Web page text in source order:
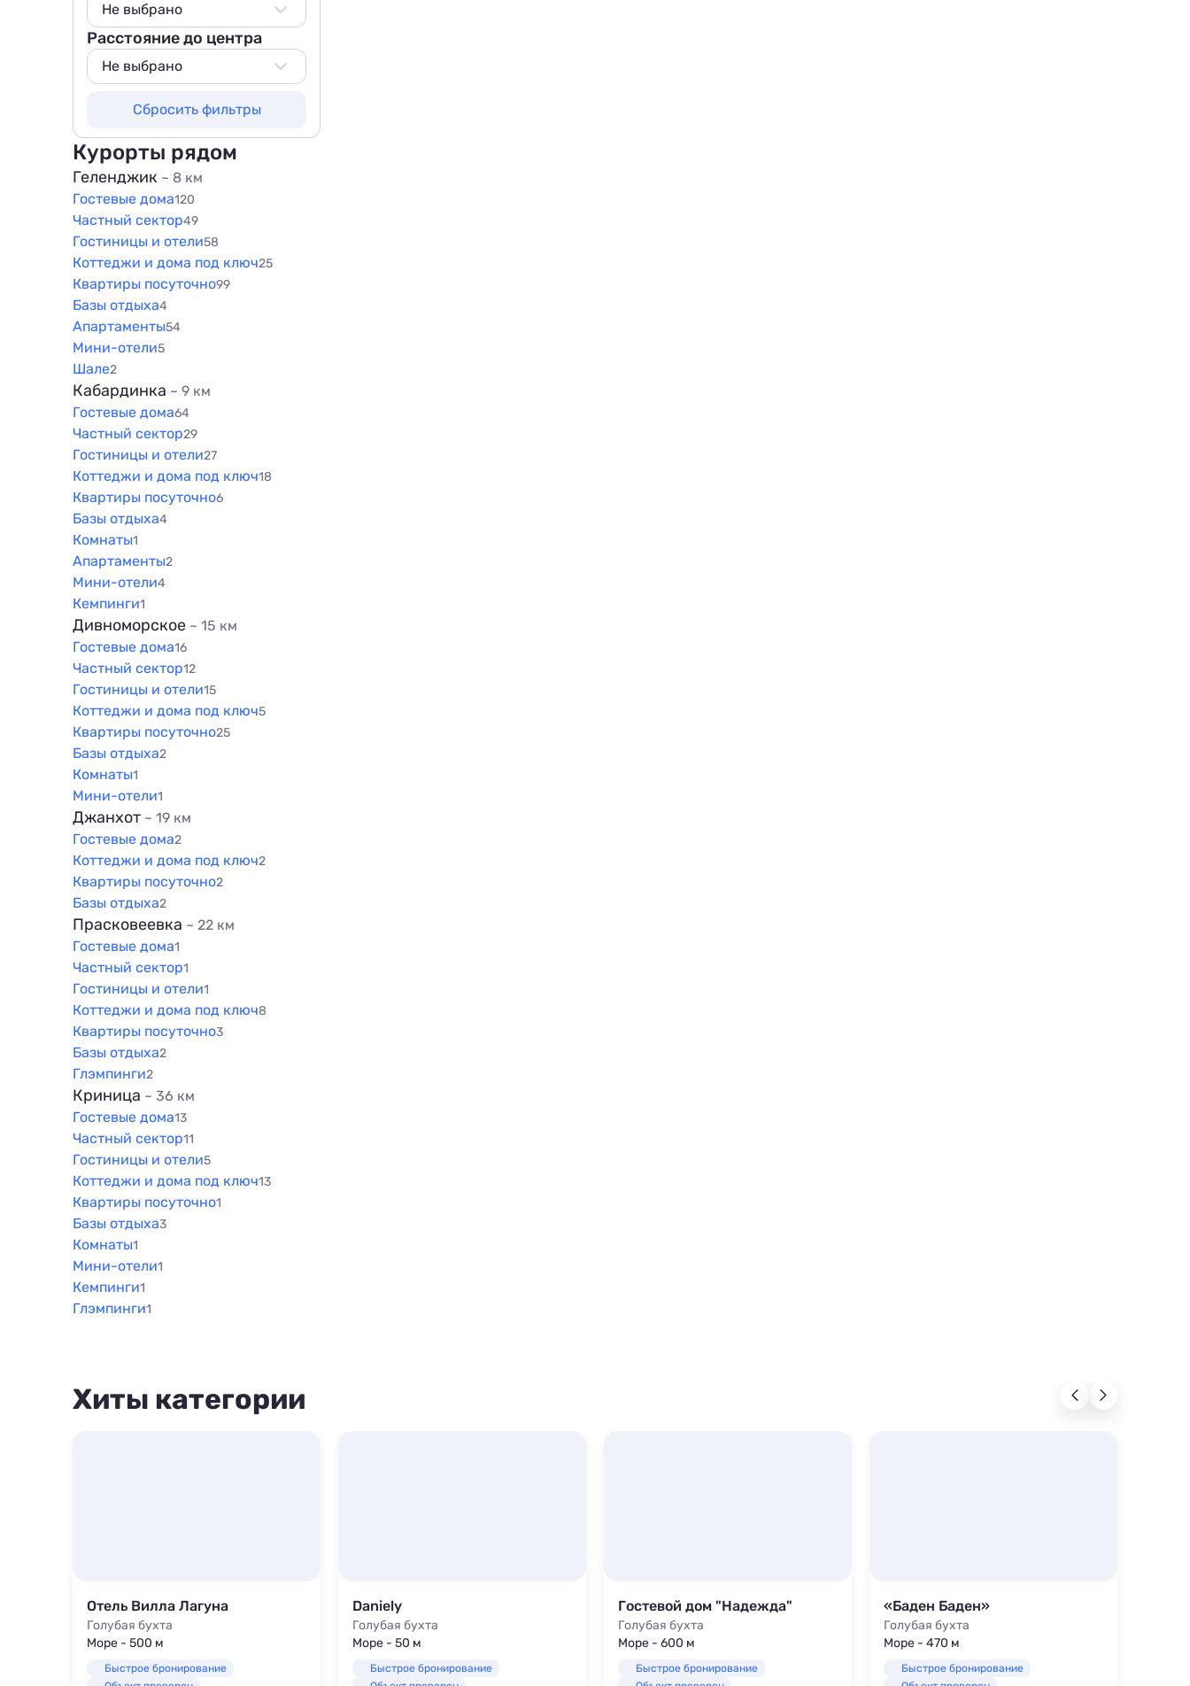
Не выбрано
Не выбрано
500 м
1000 м
1500 м
Расстояние до центра
Не выбрано
800 м
1000 м
1500 м
Сбросить фильтры
Курорты рядом
Геленджик ~ 8 км
Гостевые дома120
Частный сектор49
Гостиницы и отели58
Коттеджи и дома под ключ25
Квартиры посуточно99
Базы отдыха4
Апартаменты54
Мини-отели5
Шале2
Кабардинка ~ 9 км
Гостевые дома64
Частный сектор29
Гостиницы и отели27
Коттеджи и дома под ключ18
Квартиры посуточно6
Базы отдыха4
Комнаты1
Апартаменты2
Мини-отели4
Кемпинги1
Дивноморское ~ 15 км
Гостевые дома16
Частный сектор12
Гостиницы и отели15
Коттеджи и дома под ключ5
Квартиры посуточно25
Базы отдыха2
Комнаты1
Мини-отели1
Джанхот ~ 19 км
Гостевые дома2
Коттеджи и дома под ключ2
Квартиры посуточно2
Базы отдыха2
Прасковеевка ~ 22 км
Гостевые дома1
Частный сектор1
Гостиницы и отели1
Коттеджи и дома под ключ8
Квартиры посуточно3
Базы отдыха2
Глэмпинги2
Криница ~ 36 км
Гостевые дома13
Частный сектор11
Гостиницы и отели5
Коттеджи и дома под ключ13
Квартиры посуточно1
Базы отдыха3
Комнаты1
Мини-отели1
Кемпинги1
Глэмпинги1
Хиты категории
Отель Вилла Лагуна
Голубая бухта
Море - 500 м
Быстрое бронирование
Daniely
Голубая бухта
Море - 50 м
Быстрое бронирование
Гостевой дом "Надежда"
Голубая бухта
Море - 600 м
Быстрое бронирование
«Баден Баден»
Голубая бухта
Море - 470 м
Быстрое бронирование